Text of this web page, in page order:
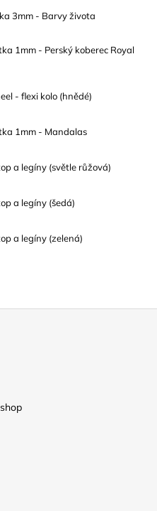
3mm - Barvy života
1mm - Perský koberec Royal
- flexi kolo (hnědé)
1mm - Mandalas
a legíny (světle růžová)
a legíny (šedá)
a legíny (zelená)